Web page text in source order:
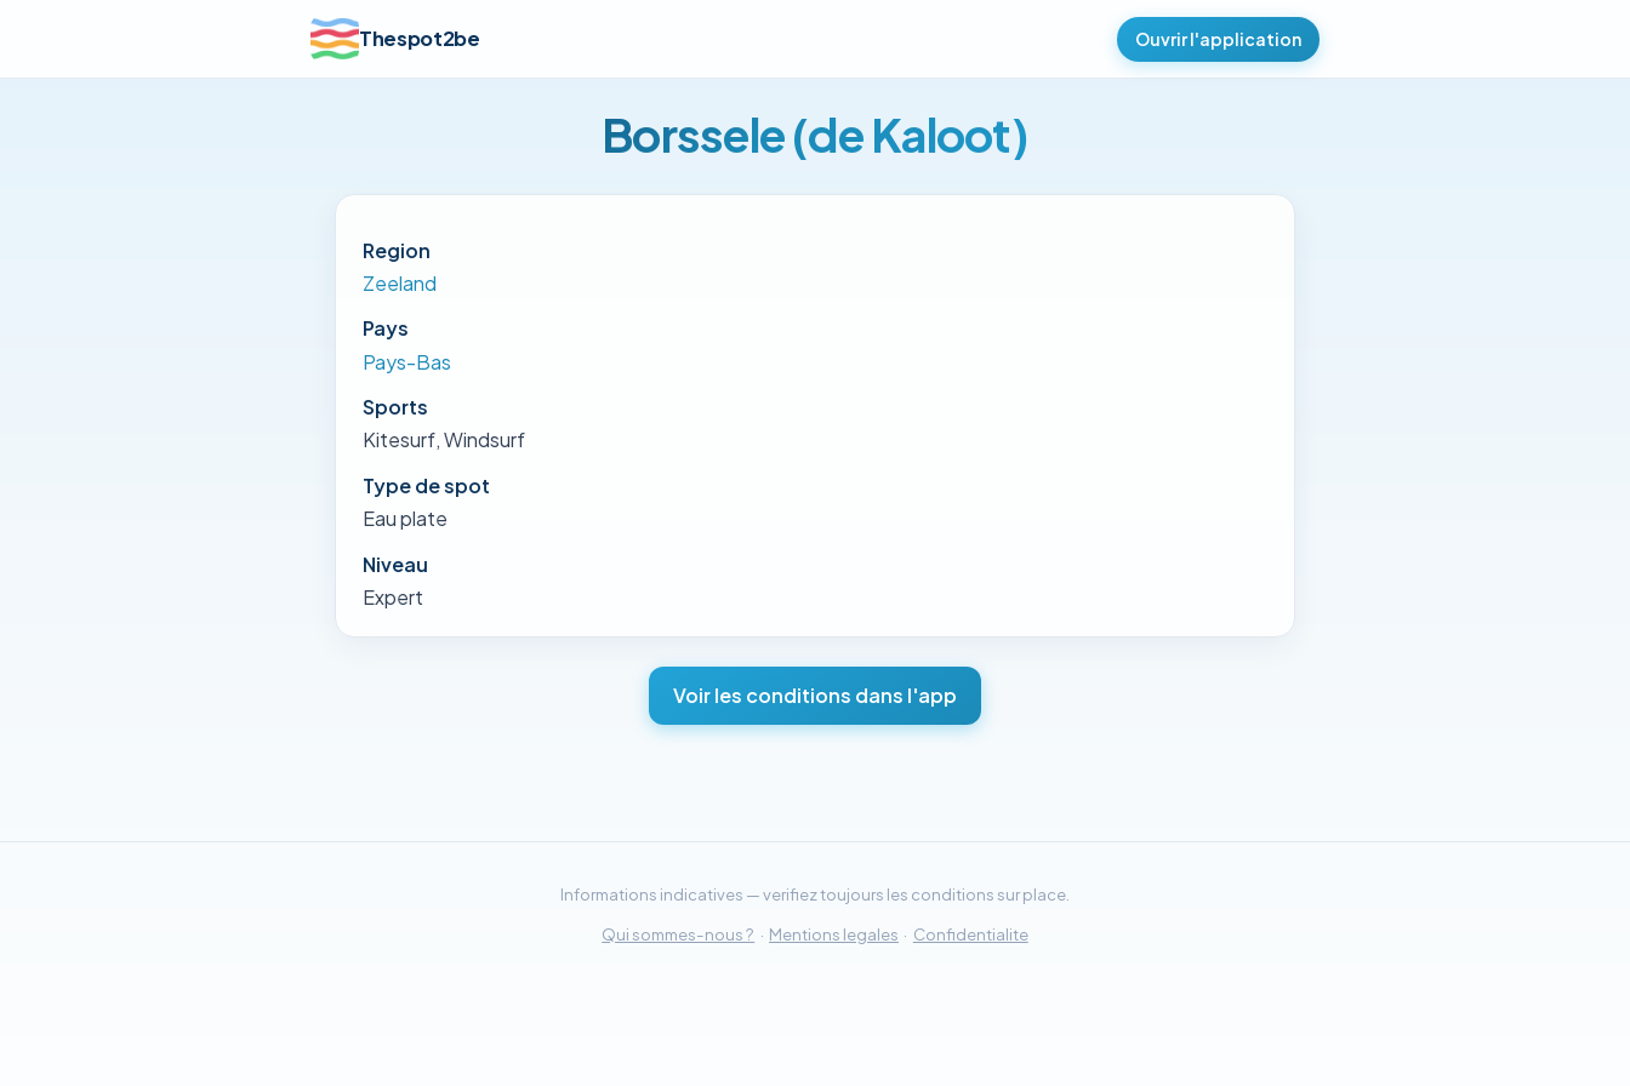
Thespot2be Ouvrir l'application
Borssele (de Kaloot)
Region
Zeeland
Pays
Pays-Bas
Sports
Kitesurf, Windsurf
Type de spot
Eau plate
Niveau
Expert
Voir les conditions dans l'app
Informations indicatives — verifiez toujours les conditions sur place.
Qui sommes-nous ? · Mentions legales · Confidentialite